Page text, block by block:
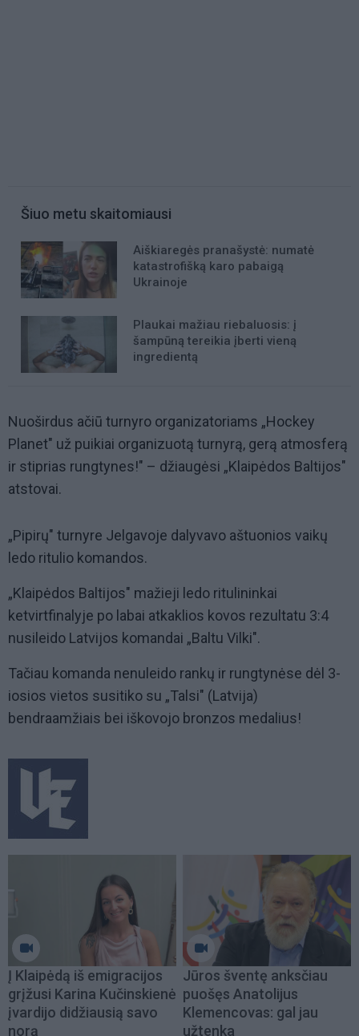
Šiuo metu skaitomiausi
Aiškiaregės pranašystė: numatė
katastrofišką karo pabaigą
Ukrainoje
Plaukai mažiau riebaluosis: į
šampūną tereikia įberti vieną
ingredientą
Nuoširdus ačiū turnyro organizatoriams „Hockey
Planet" už puikiai organizuotą turnyrą, gerą atmosferą
ir stiprias rungtynes!" – džiaugėsi „Klaipėdos Baltijos"
atstovai.
„Pipirų" turnyre Jelgavoje dalyvavo aštuonios vaikų
ledo ritulio komandos.
„Klaipėdos Baltijos" mažieji ledo ritulininkai
ketvirtfinalyje po labai atkaklios kovos rezultatu 3:4
nusileido Latvijos komandai „Baltu Vilki".
Tačiau komanda nenuleido rankų ir rungtynėse dėl 3-
iosios vietos susitiko su „Talsi" (Latvija)
bendraamžiais bei iškovojo bronzos medalius!
Į Klaipėdą iš emigracijos
grįžusi Karina Kučinskienė
įvardijo didžiausią savo
norą
Jūros šventę anksčiau
puošęs Anatolijus
Klemencovas: gal jau
užtenka